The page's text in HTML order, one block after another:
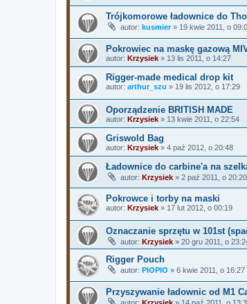
Trójkomorowe ładownice do
autor: kusmier» 19 kwie 2011, o
Pokrowiec na maskę gazową
autor: Krzysiek » 13 lis 2011, o 14:27
Rigger-made medical drop kit
autor: arthur_szu » 19 lis 2012, o 17:29
Oporządzenie BRITISH MADE
autor: Krzysiek » 13 kwie 2011, o 22:54
Griswold Bag
autor: Krzysiek » 4 paź 2012, o 20:48
Ładownice do carbine'a na
autor: Krzysiek » 2 paź 2011, o 20:20
Pokrowce i torby na maski
autor: Krzysiek » 17 lut 2012, o 00:19
Oznaczanie sprzętu w 101st
autor: Krzysiek » 20 gru 2011, o
Rigger Pouch
autor: PIOPIO » 6 kwie 2011, o 16:27
Przyszywanie ładownic od M1